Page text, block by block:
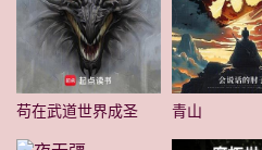
苟在武道世界成圣 青山